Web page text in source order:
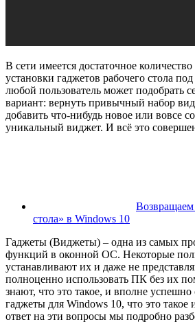
В сети имеется достаточное
установки гаджетов рабочего стола
любой пользователь может подобрать
вариант: вернуть привычный набор
добавить что-нибудь новое или вовсе
уникальный виджет. И всё это
Возвращаем
стола» в Windows 10
Гаджеты (Виджеты) – одна из самых
функций в оконной ОС. Некоторые
устанавливают их и даже не
полноценно использовать ПК без их
знают, что это такое, и вполне
гаджеты для Windows 10, что это
ответ на эти вопросы мы подробно